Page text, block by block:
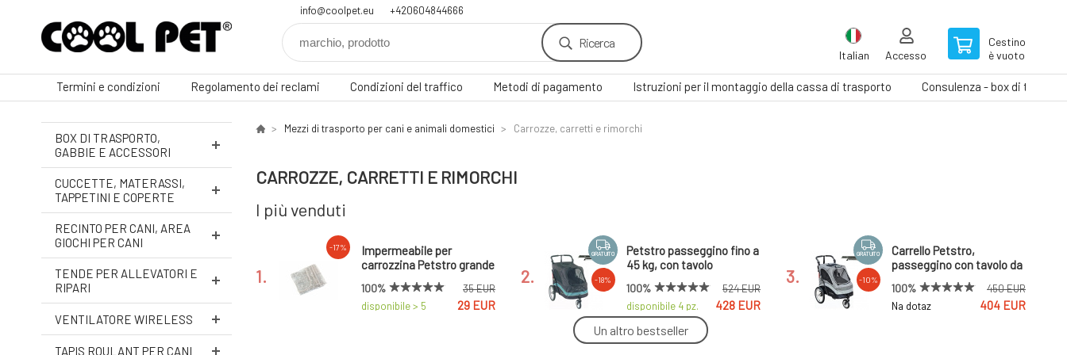
info@coolpet.eu +420604844666
Ricerca
Italian Accesso
Cestino
è vuoto
Termini e condizioni Regolamento dei reclami Condizioni del traffico Metodi di pagamento Istruzioni per il montaggio della cassa di trasporto Consulenza - box di
BOX DI TRASPORTO,
GABBIE E ACCESSORI
CUCCETTE, MATERASSI,
TAPPETINI E COPERTE
RECINTO PER CANI, AREA
GIOCHI PER CANI
TENDE PER ALLEVATORI E
RIPARI
VENTILATORE WIRELESS
TAPIS ROULANT PER CANI
Mezzi di trasporto per cani e animali domestici Carrozze, carretti e rimorchi
CARROZZE, CARRETTI E RIMORCHI
I più venduti
1.
-17%
Impermeabile per
carrozzina Petstro grande
e extra grande
100%
disponibile > 5
35 EUR
29 EUR
2.
GRATUITO
-18%
Petstro passeggino fino a
45 kg, con tavolo
regolabile, colore
nero/turchese +
tappetino gratuito
100%
disponibile 4 pz.
524 EUR
428 EUR
3.
GRATUITO
-10%
Carrello Petstro,
passeggino con tavolo da
toelettatura medio,
colore viola/nero incluso
tavolo da toelettatura
100%
Na dotaz
450 EUR
404 EUR
Un altro bestseller